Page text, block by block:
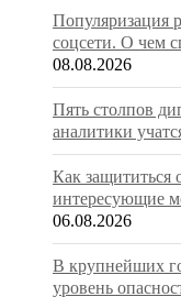
Популяризация
соцсети. О чем
08.08.2026
Пять столпов
аналитики
Как защититься
интересующие
06.08.2026
В крупнейших
уровень